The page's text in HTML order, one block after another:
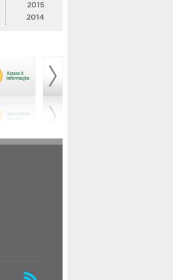
2015
2014